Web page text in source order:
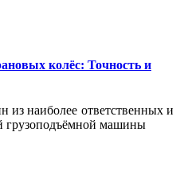
колёс: Точность и
из наиболее ответственных и
грузоподъёмной машины